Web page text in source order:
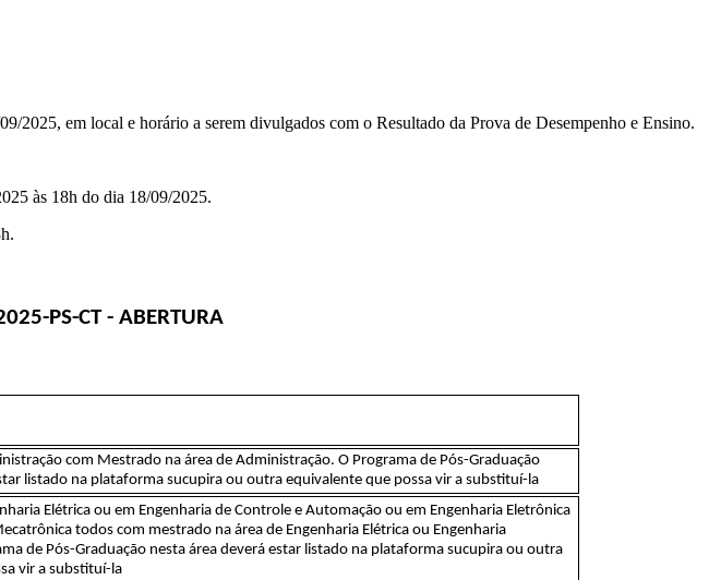
2025, em local e horário a serem divulgados com o Resultado da Prova de Desempenho e Ensino.
às 18h do dia 18/09/2025.
PS-CT- ABERTURA
com Mestrado na área de Administração. O Programa de Pós-Graduação
listado na plataforma sucupira ou outra equivalente que possa vir a substituí-la
Elétrica ou em Engenharia de Controle e Automação ou em Engenharia Eletrônica
todos com mestrado na área de Engenharia Elétrica ou Engenharia
de Pós-Graduação nesta área deverá estar listado na plataforma sucupira ou outra
vir a substituí-la